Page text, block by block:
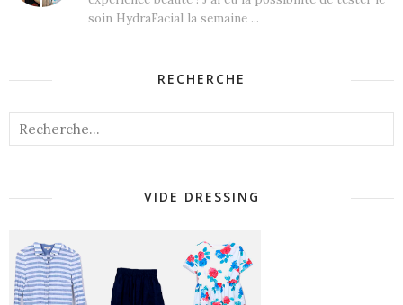
soin HydraFacial la semaine ...
RECHERCHE
VIDE DRESSING